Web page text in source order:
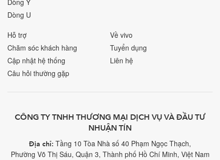
Dòng Y
Dòng U
Hỗ trợ
Chăm sóc khách hàng
Cập nhật hệ thống
Câu hỏi thường gặp
Về vivo
Tuyển dụng
Liên hệ
CÔNG TY TNHH THƯƠNG MẠI DỊCH VỤ VÀ ĐẦU TƯ
NHUẬN TÍN
Địa chỉ: Tầng 10 Tòa Nhà số 40 Phạm Ngọc Thạch,
Phường Võ Thị Sáu, Quận 3, Thành phố Hồ Chí Minh, Việt Nam